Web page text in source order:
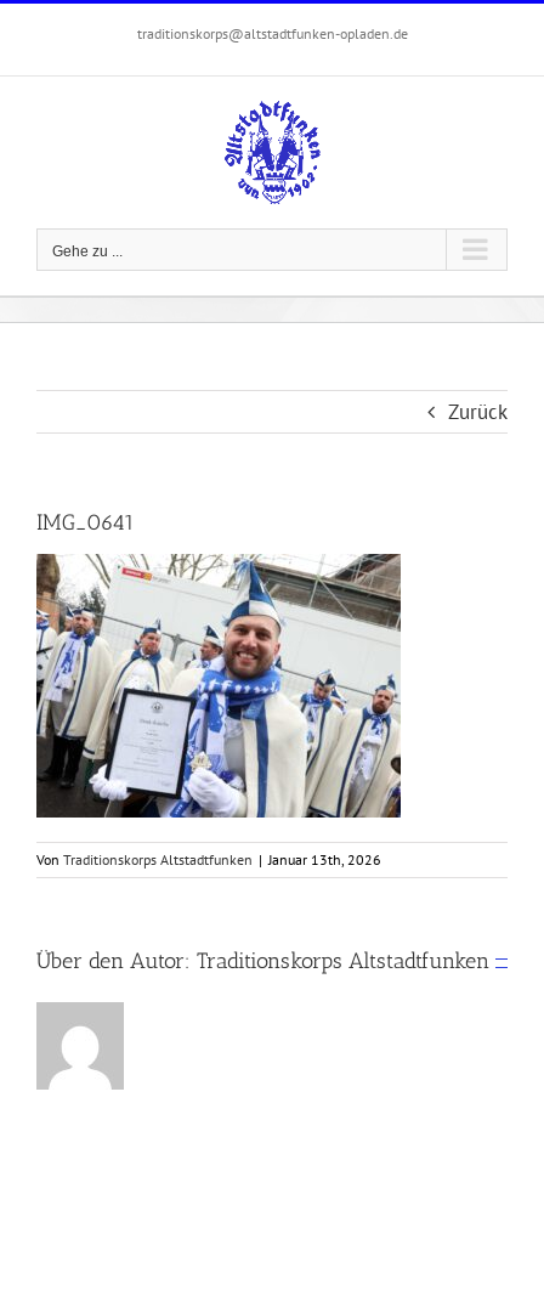
springen
traditionskorps@altstadtfunken-opladen.de
Gehe zu ...
Zurück
IMG_0641
Von Traditionskorps Altstadtfunken | Januar 13th, 2026
Über den Autor: Traditionskorps Altstadtfunken